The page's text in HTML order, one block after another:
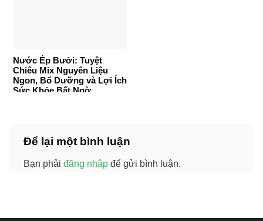
Nước Ép Bưởi: Tuyệt
Chiêu Mix Nguyên Liệu
Ngon, Bổ Dưỡng và Lợi Ích
Sức Khỏe Bất Ngờ
Để lại một bình luận
Bạn phải đăng nhập để gửi bình luận.